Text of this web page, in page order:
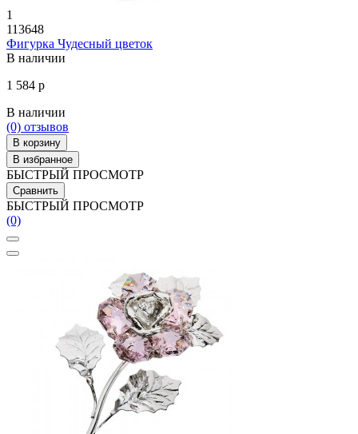
1
113648
Фигурка Чудесный цветок
В наличии
1 584 р
В наличии
(0) отзывов
В корзину
В избранное
БЫСТРЫЙ ПРОСМОТР
Сравнить
БЫСТРЫЙ ПРОСМОТР
(0)